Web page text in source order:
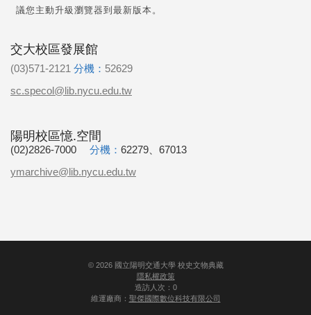
議您主動升級瀏覽器到最新版本。
交大校區發展館
(03)571-2121 分機： 52629
sc.specol@lib.nycu.edu.tw
陽明校區憶.空間
(02)2826-7000 分機： 62279、67013
ymarchive@lib.nycu.edu.tw
© 2026國立陽明交通大學 校史文物典藏
隱私權政策
造訪人次：0
維運廠商： 聖傑國際數位科技有限公司